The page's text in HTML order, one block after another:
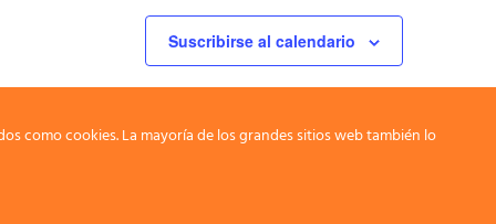
Suscribirse al calendario
como cookies. La mayoría de los grandes sitios web también lo